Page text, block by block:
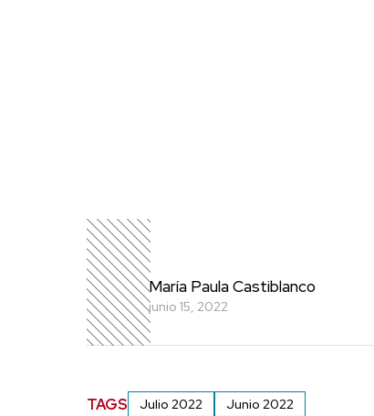
María Paula Castiblanco
junio 15, 2022
TAGS Julio 2022 Junio 2022